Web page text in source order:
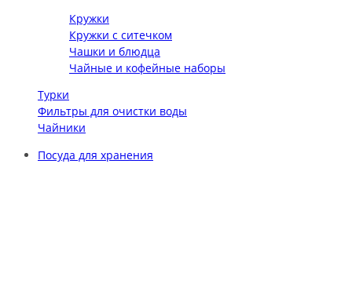
Кружки
Кружки с ситечком
Чашки и блюдца
Чайные и кофейные наборы
Турки
Фильтры для очистки воды
Чайники
Посуда для хранения